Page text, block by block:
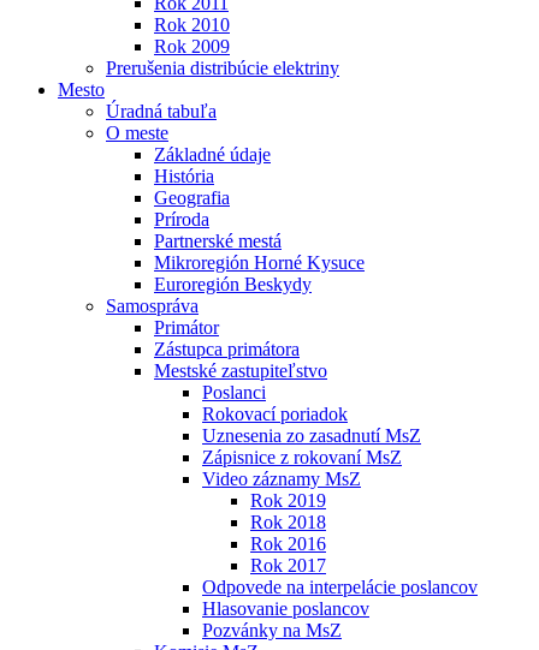
Rok 2010
Rok 2009
Prerušenia distribúcie elektriny
Mesto
Úradná tabuľa
O meste
Základné údaje
História
Geografia
Príroda
Partnerské mestá
Mikroregión Horné Kysuce
Euroregión Beskydy
Samospráva
Primátor
Zástupca primátora
Mestské zastupiteľstvo
Poslanci
Rokovací poriadok
Uznesenia zo zasadnutí MsZ
Zápisnice z rokovaní MsZ
Video záznamy MsZ
Rok 2019
Rok 2018
Rok 2016
Rok 2017
Odpovede na interpelácie poslancov
Hlasovanie poslancov
Pozvánky na MsZ